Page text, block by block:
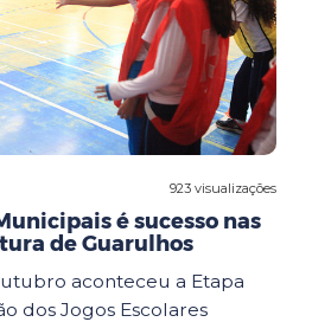
923 visualizações
é sucesso nas
de Guarulhos
aconteceu a Etapa
dos Jogos Escolares